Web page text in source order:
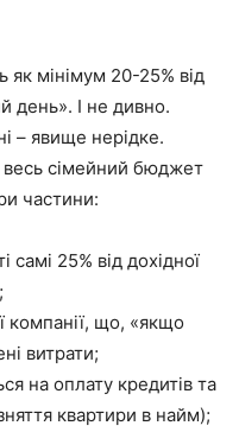
як мінімум 20-25% від
день». І не дивно.
– явище нерідке.
сімейний бюджет
частини:
самі 25% від дохідної
компанії, що, «якщо
витрати;
на оплату кредитів та
квартири в найм);